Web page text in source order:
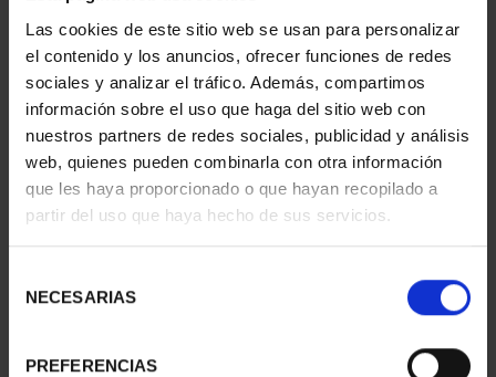
Las cookies de este sitio web se usan para personalizar
el contenido y los anuncios, ofrecer funciones de redes
sociales y analizar el tráfico. Además, compartimos
información sobre el uso que haga del sitio web con
nuestros partners de redes sociales, publicidad y análisis
web, quienes pueden combinarla con otra información
que les haya proporcionado o que hayan recopilado a
partir del uso que haya hecho de sus servicios.
NECESARIAS
PREFERENCIAS
CIUDADES PATRIMONIO
DE LA HUMANIDAD
1.095,00 €